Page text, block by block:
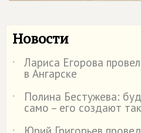
Новости
˙ Лариса Егорова
в Ангарске
˙
Полина Бестужева:
само – его создают